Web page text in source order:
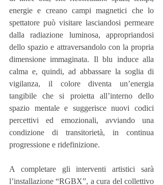
energie e creano campi magnetici che lo
spettatore può visitare lasciandosi permeare
dalla radiazione luminosa, appropriandosi
dello spazio e attraversandolo con la propria
dimensione immaginata. Il blu induce alla
calma e, quindi, ad abbassare la soglia di
vigilanza, il colore diventa un’energia
tangibile che si proietta all’interno dello
spazio mentale e suggerisce nuovi codici
percettivi ed emozionali, avviando una
condizione di transitorietà, in continua
progressione e ridefinizione.
A completare gli interventi artistici sarà
l’installazione “RGBX”, a cura del collettivo